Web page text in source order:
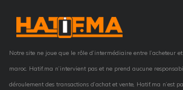
Notre site ne joue que le rôle d’intermédiaire entre l’acheteur
maroc. Hatif.ma n’intervient pas et ne prend aucune
déroulement des transactions d’achat et vente, Hatif.ma n’est